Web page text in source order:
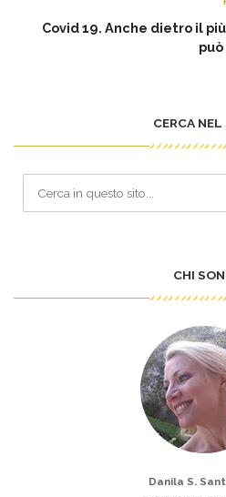
Covid 19. Anche dietro il
CERCA
CHI
Danila S.